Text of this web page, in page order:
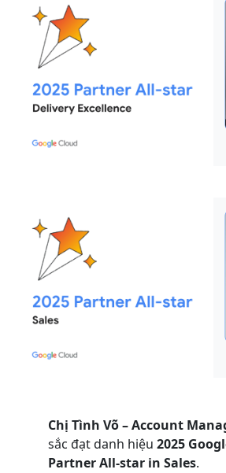
Chị Tình Võ – Account
sắc đạt danh hiệu 2025
Partner All-star in Sales.